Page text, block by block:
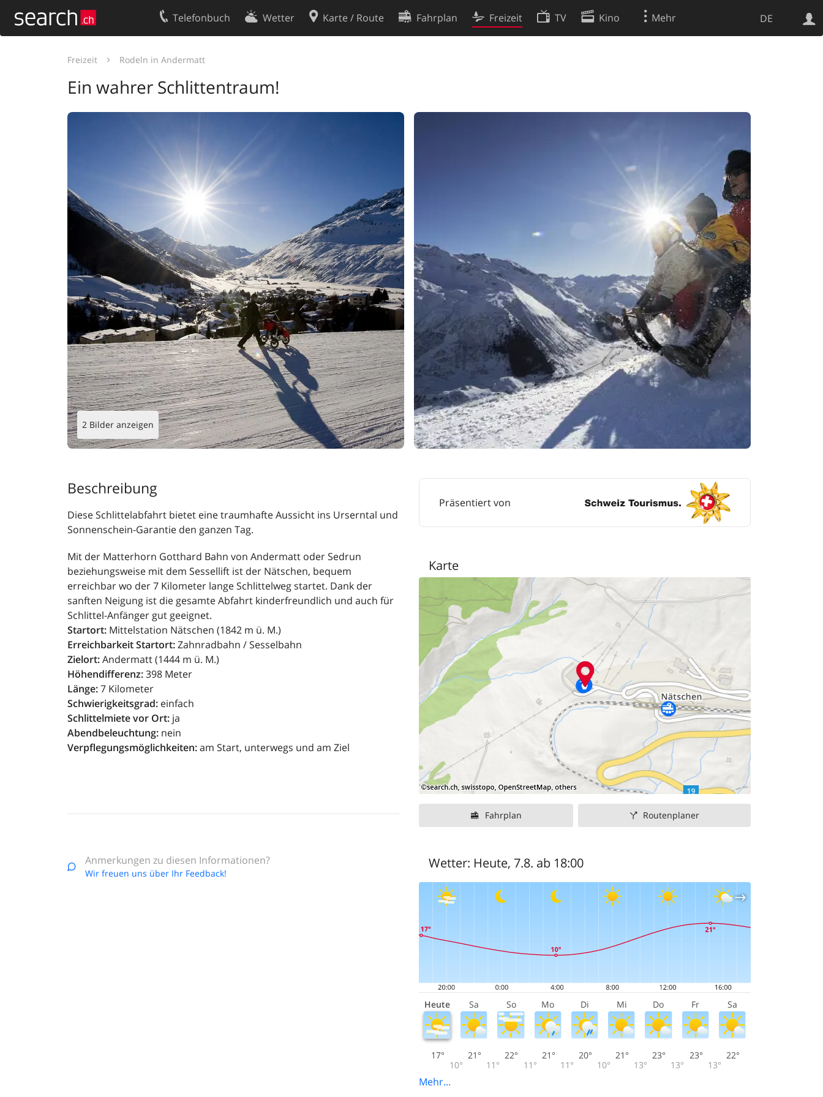
DE
Telefonbuch Wetter Karte / Route Fahrplan Freizeit TV Kino Mehr
Freizeit Rodeln in Andermatt
Ein wahrer Schlittentraum!
2 Bilder anzeigen
Beschreibung
Diese Schlittelabfahrt bietet eine traumhafte Aussicht ins Urserntal und
Sonnenschein-Garantie den ganzen Tag.
Mit der Matterhorn Gotthard Bahn von Andermatt oder Sedrun
beziehungsweise mit dem Sessellift ist der Nätschen, bequem
erreichbar wo der 7 Kilometer lange Schlittelweg startet. Dank der
sanften Neigung ist die gesamte Abfahrt kinderfreundlich und auch für
Schlittel-Anfänger gut geeignet.
Startort: Mittelstation Nätschen (1842 m ü. M.)
Erreichbarkeit Startort:Zahnradbahn / Sesselbahn
Zielort:Andermatt (1444 m ü. M.)
Höhendifferenz:398 Meter
Länge:7 Kilometer
Schwierigkeitsgrad: einfach
Schlittelmiete vor Ort: ja
Abendbeleuchtung: nein
Verpflegungsmöglichkeiten:am Start, unterwegs und am Ziel
Anmerkungen zu diesen Informationen?
Wir freuen uns über Ihr Feedback!
Präsentiert von
Karte
Fahrplan Routenplaner
Wetter: Heute, 7.8. ab 18:00
Heute Sa So Mo Di Mi Do Fr Sa
17°
10°
21°
11°
22°
11°
21°
11°
20°
10°
21°
13°
23°
13°
23°
13°
22°
Mehr...
Datenschutzerklärung